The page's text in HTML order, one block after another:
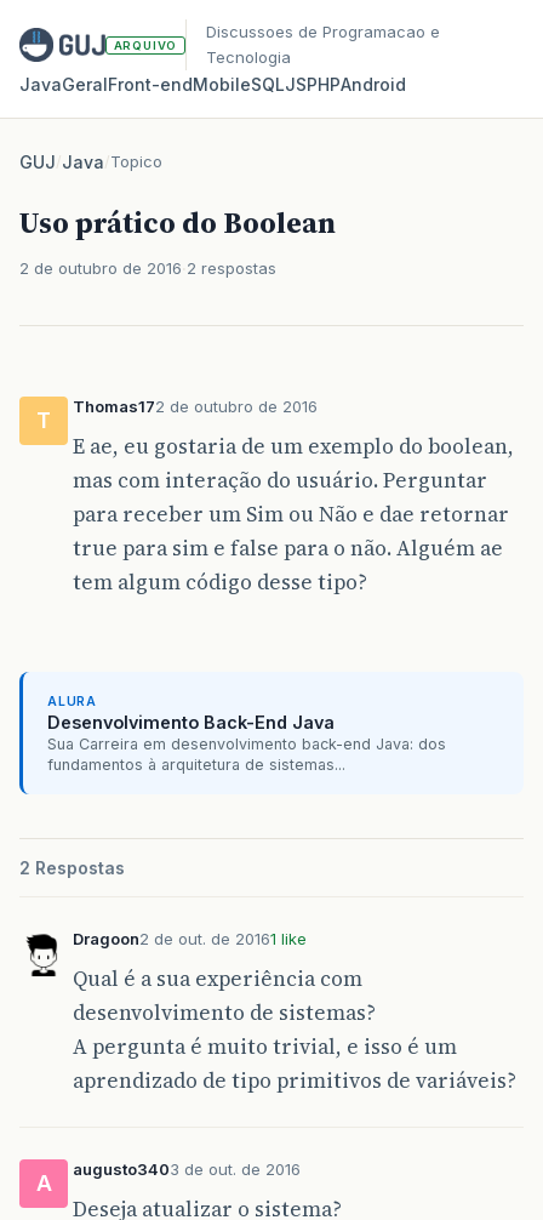
ARQUIVO
Discussoes de Programacao e
Tecnologia
JavaGeralFront‑endMobileSQLJSPHPAndroid
GUJ/Java/Topico
Uso prático do Boolean
2 de outubro de 2016 2 respostas
T
Thomas172 de outubro de 2016
E ae, eu gostaria de um exemplo do boolean,
mas com interação do usuário. Perguntar
para receber um Sim ou Não e dae retornar
true para sim e false para o não. Alguém ae
tem algum código desse tipo?
ALURA
Desenvolvimento Back-End Java
Sua Carreira em desenvolvimento back-end Java: dos
fundamentos à arquitetura de sistemas...
2 Respostas
Dragoon2 de out. de 20161 like
Qual é a sua experiência com
desenvolvimento de sistemas?
A pergunta é muito trivial, e isso é um
aprendizado de tipo primitivos de variáveis?
A
augusto3403 de out. de 2016
Deseja atualizar o sistema?